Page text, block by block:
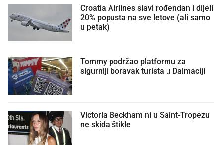
Croatia Airlines slavi rođendan i dijeli
20% popusta na sve letove (ali samo
u petak)
Tommy podržao platformu za
sigurniji boravak turista u Dalmaciji
Victoria Beckham ni u Saint-Tropezu
ne skida štikle